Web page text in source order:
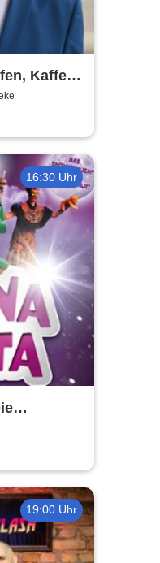
Kaffee
16:30 Uhr
19:00 Uhr